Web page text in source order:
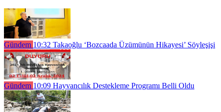
Gündem 10:32 Takaoğlu ‘Bozcaada Üzümünün Hikayesi’ Söyleşişi
Gündem 10:09 Hayvancılık Destekleme Programı Belli Oldu